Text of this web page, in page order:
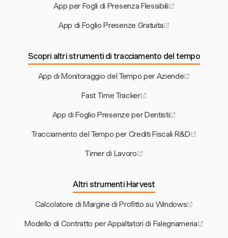
App per Fogli di Presenza Flessibili
App di Foglio Presenze Gratuita
Scopri altri strumenti di tracciamento del tempo
App di Monitoraggio del Tempo per Aziende
Fast Time Tracker
App di Foglio Presenze per Dentisti
Tracciamento del Tempo per Crediti Fiscali R&D
Timer di Lavoro
Altri strumenti Harvest
Calcolatore di Margine di Profitto su Windows
Modello di Contratto per Appaltatori di Falegnameria